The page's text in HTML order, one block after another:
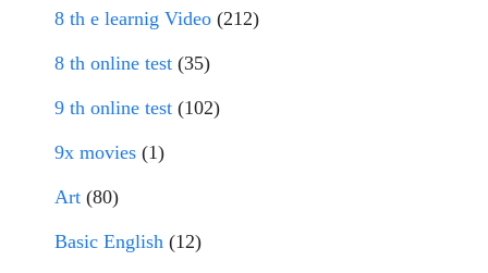
8 th e learnig Video (212)
8 th online test (35)
9 th online test (102)
9x movies (1)
Art (80)
Basic English (12)